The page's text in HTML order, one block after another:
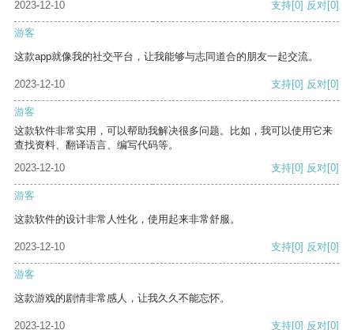
2023-12-10 支持[0] 反对[0]
游客
这款app就像我的社交平台，让我能够与志同道合的朋友一起交流。
2023-12-10 支持[0] 反对[0]
游客
这款软件非常实用，可以帮助我解决很多问题。比如，我可以使用它来
查找资料、翻译语言、编写代码等。
2023-12-10
支持[0] 反对[0]
游客
这款软件的设计非常人性化，使用起来非常舒服。
2023-12-10 支持[0] 反对[0]
游客
这款游戏的剧情非常感人，让我久久不能忘怀。
2023-12-10 支持[0] 反对[0]